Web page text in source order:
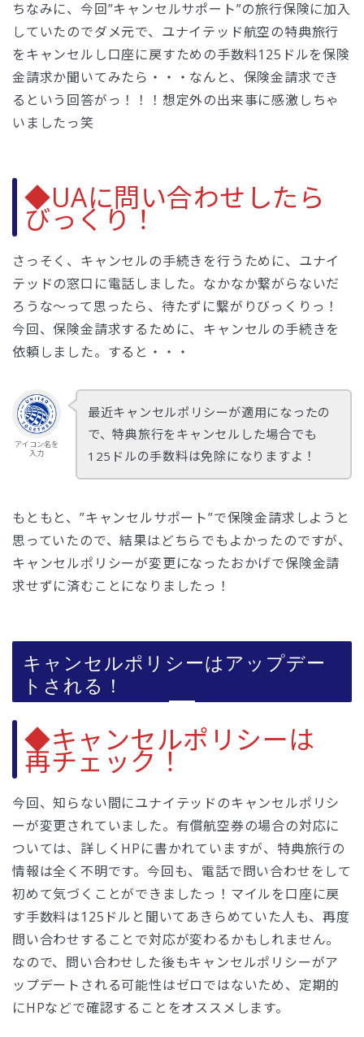
ちなみに、今回”キャンセルサポート”の旅行保険に加入
していたのでダメ元で、ユナイテッド航空の特典旅行
をキャンセルし口座に戻すための手数料125ドルを保険
金請求か聞いてみたら・・・なんと、保険金請求でき
るという回答がっ！！！想定外の出来事に感激しちゃ
いましたっ笑
◆UAに問い合わせしたら
びっくり！
さっそく、キャンセルの手続きを行うために、ユナイ
テッドの窓口に電話しました。なかなか繋がらないだ
ろうな〜って思ったら、待たずに繋がりびっくりっ！
今回、保険金請求するために、キャンセルの手続きを
依頼しました。すると・・・
アイコン名を
入力
最近キャンセルポリシーが適用になったの
で、特典旅行をキャンセルした場合でも
125ドルの手数料は免除になりますよ！
もともと、”キャンセルサポート”で保険金請求しようと
思っていたので、結果はどちらでもよかったのですが、
キャンセルポリシーが変更になったおかげで保険金請
求せずに済むことになりましたっ！
キャンセルポリシーはアップデー
トされる！
◆キャンセルポリシーは
再チェック！
今回、知らない間にユナイテッドのキャンセルポリシ
ーが変更されていました。有償航空券の場合の対応に
ついては、詳しくHPに書かれていますが、特典旅行の
情報は全く不明です。今回も、電話で問い合わせをして
初めて気づくことができましたっ！マイルを口座に戻
す手数料は125ドルと聞いてあきらめていた人も、再度
問い合わせすることで対応が変わるかもしれません。
なので、問い合わせした後もキャンセルポリシーがア
ップデートされる可能性はゼロではないため、定期的
にHPなどで確認することをオススメします。